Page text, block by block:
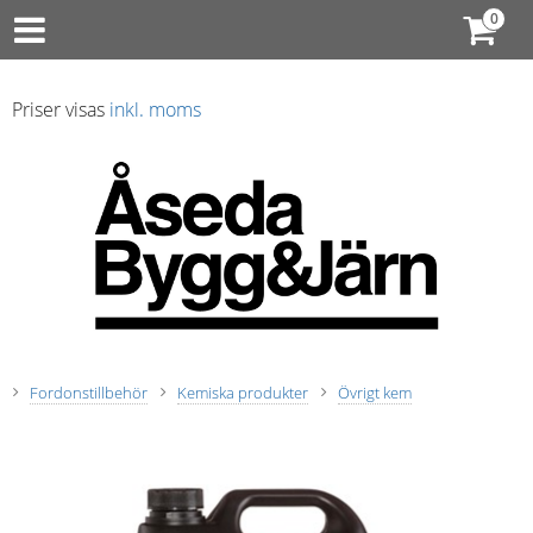
Priser visas inkl. moms
Fordonstillbehör Kemiska produkter Övrigt kem